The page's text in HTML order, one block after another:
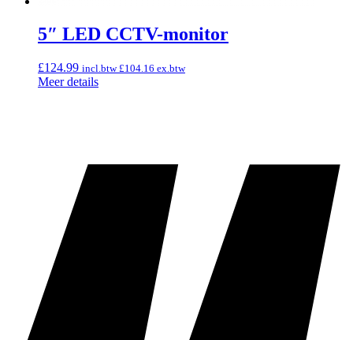
5″ LED CCTV-monitor
£124.99 incl.btw£104.16 ex.btw
Meer details